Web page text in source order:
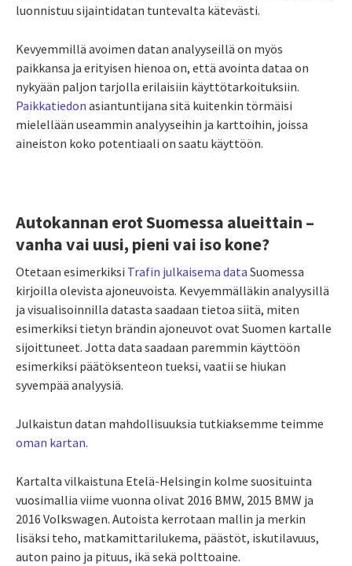
luonnistuu sijaintidatan tuntevalta kätevästi.
Kevyemmillä avoimen datan analyyseillä on myös
paikkansa ja erityisen hienoa on, että avointa dataa on
nykyään paljon tarjolla erilaisiin käyttötarkoituksiin.
Paikkatiedon asiantuntijana sitä kuitenkin törmäisi
mielellään useammin analyyseihin ja karttoihin, joissa
aineiston koko potentiaali on saatu käyttöön.
Autokannan erot Suomessa alueittain –
vanha vai uusi, pieni vai iso kone?
Otetaan esimerkiksi Trafin julkaisema data Suomessa
kirjoilla olevista ajoneuvoista. Kevyemmälläkin analyysillä
ja visualisoinnilla datasta saadaan tietoa siitä, miten
esimerkiksi tietyn brändin ajoneuvot ovat Suomen kartalle
sijoittuneet. Jotta data saadaan paremmin käyttöön
esimerkiksi päätöksenteon tueksi, vaatii se hiukan
syvempää analyysiä.
Julkaistun datan mahdollisuuksia tutkiaksemme teimme
oman kartan.
Kartalta vilkaistuna Etelä-Helsingin kolme suosituinta
vuosimallia viime vuonna olivat 2016 BMW, 2015 BMW ja
2016 Volkswagen. Autoista kerrotaan mallin ja merkin
lisäksi teho, matkamittarilukema, päästöt, iskutilavuus,
auton paino ja pituus, ikä sekä polttoaine.